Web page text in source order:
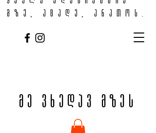
მე ვხედავ მზეს
მზე, აცადე, ანათოს.